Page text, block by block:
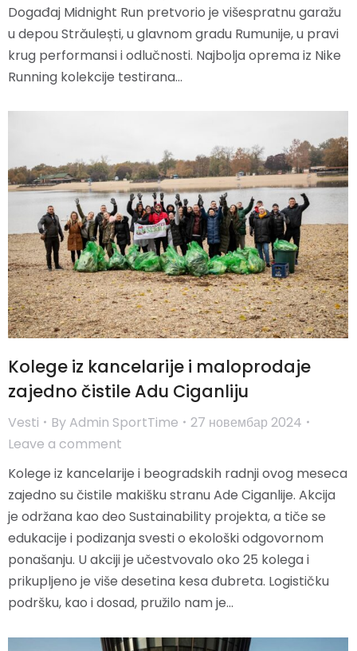
Događaj Midnight Run pretvorio je višespratnu garažu
u depou Străulești, u glavnom gradu Rumunije, u pravi
krug performansi i odlučnosti. Najbolja oprema iz Nike
Running kolekcije testirana…
Kolege iz kancelarije i maloprodaje
zajedno čistile Adu Ciganliju
Vesti By Admin SportTime
27 новембар 2024
Leave a comment
Kolege iz kancelarije i beogradskih radnji ovog meseca
zajedno su čistile makišku stranu Ade Ciganlije. Akcija
je održana kao deo Sustainability projekta, a tiče se
edukacije i podizanja svesti o ekološki odgovornom
ponašanju. U akciji je učestvovalo oko 25 kolega i
prikupljeno je više desetina kesa đubreta. Logističku
podršku, kao i dosad, pružilo nam je…